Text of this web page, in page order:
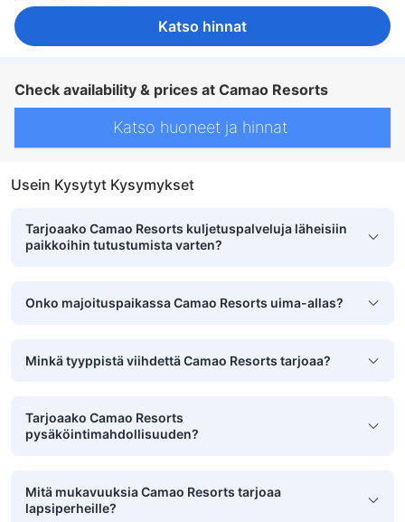
Katso hinnat
Check availability & prices at Camao Resorts
Katso huoneet ja hinnat
Usein Kysytyt Kysymykset
Tarjoaako Camao Resorts kuljetuspalveluja läheisiin
paikkoihin tutustumista varten?
Onko majoituspaikassa Camao Resorts uima-allas?
Minkä tyyppistä viihdettä Camao Resorts tarjoaa?
Tarjoaako Camao Resorts
pysäköintimahdollisuuden?
Mitä mukavuuksia Camao Resorts tarjoaa
lapsiperheille?